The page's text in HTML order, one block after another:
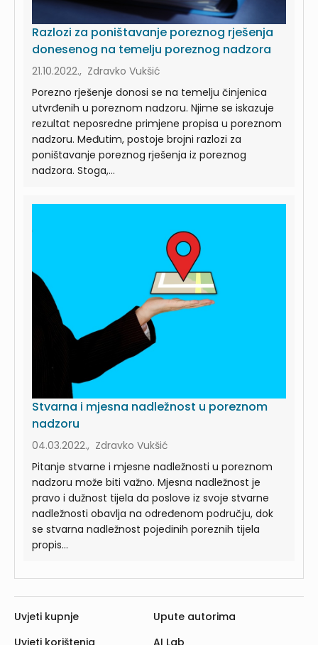
Razlozi za poništavanje poreznog rješenja
donesenog na temelju poreznog nadzora
21.10.2022., Zdravko Vukšić
Porezno rješenje donosi se na temelju činjenica
utvrđenih u poreznom nadzoru. Njime se iskazuje
rezultat neposredne primjene propisa u poreznom
nadzoru. Međutim, postoje brojni razlozi za
poništavanje poreznog rješenja iz poreznog
nadzora. Stoga,...
Stvarna i mjesna nadležnost u poreznom
nadzoru
04.03.2022., Zdravko Vukšić
Pitanje stvarne i mjesne nadležnosti u poreznom
nadzoru može biti važno. Mjesna nadležnost je
pravo i dužnost tijela da poslove iz svoje stvarne
nadležnosti obavlja na određenom području, dok
se stvarna nadležnost pojedinih poreznih tijela
propis...
Uvjeti kupnje
Uvjeti korištenja
Upute autorima
AI Lab